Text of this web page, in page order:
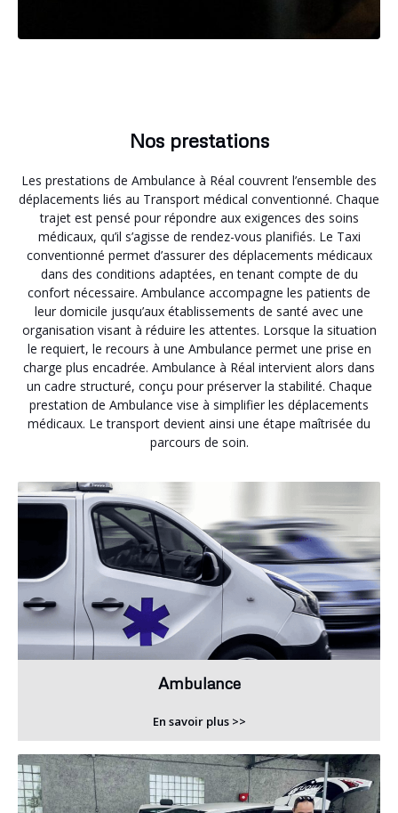
Nos prestations
Les prestations de Ambulance à Réal couvrent l’ensemble des
déplacements liés au Transport médical conventionné. Chaque
trajet est pensé pour répondre aux exigences des soins
médicaux, qu’il s’agisse de rendez-vous planifiés. Le Taxi
conventionné permet d’assurer des déplacements médicaux
dans des conditions adaptées, en tenant compte de du
confort nécessaire. Ambulance accompagne les patients de
leur domicile jusqu’aux établissements de santé avec une
organisation visant à réduire les attentes. Lorsque la situation
le requiert, le recours à une Ambulance permet une prise en
charge plus encadrée. Ambulance à Réal intervient alors dans
un cadre structuré, conçu pour préserver la stabilité. Chaque
prestation de Ambulance vise à simplifier les déplacements
médicaux. Le transport devient ainsi une étape maîtrisée du
parcours de soin.
Ambulance
En savoir plus >>